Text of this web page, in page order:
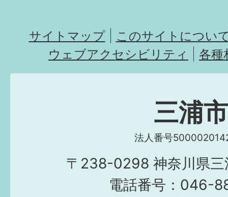
サイトマップ
このサイトについ
ウェブアクセシビリティ
各種
三浦市
法人番号
〒238-0298 神奈川県三
電話番号：046-